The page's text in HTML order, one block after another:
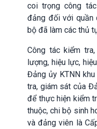
coi trọng công
đảng đối với quần
bộ đã làm các thủ
Công tác kiểm
lượng, hiệu lực,
Đảng ủy KTNN
tra, giám sát của
để thực hiện kiểm
thuộc, chi bộ sinh
và đảng viên là